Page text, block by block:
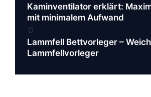
Navigation
Kaminventilator erklärt:
mit minimalem Aufwand
Lammfell Bettvorleger –
Lammfellvorleger